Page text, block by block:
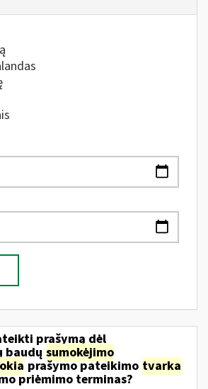
prašymą dėl
baudų sumokėjimo
prašymo pateikimo tvarka
priėmimo terminas?